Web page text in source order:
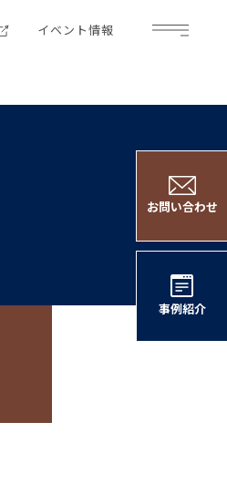
イベント情報
お問い合わせ
事例紹介